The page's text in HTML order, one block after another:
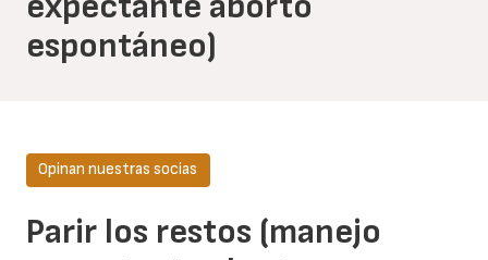
espontáneo)
Parir los restos (manejo
Opinan nuestras socias